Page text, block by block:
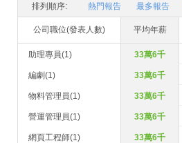
排列順序: 熱門報告 最多報告
公司職位(發表人數) 平均年薪
助理專員(1) 33萬6千
編劇(1) 33萬6千
物料管理員(1) 33萬6千
營運管理員(1) 33萬6千
網頁工程師(1) 33萬6千